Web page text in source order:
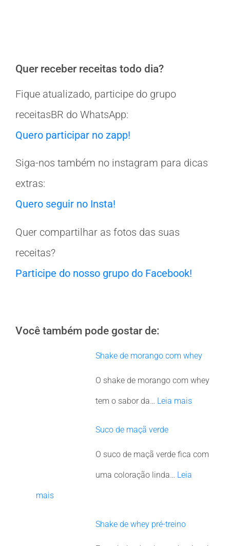
Quer receber receitas todo dia?
Fique atualizado, participe do grupo
receitasBR do WhatsApp:
Quero participar no zapp!
Siga-nos também no instagram para dicas
extras:
Quero seguir no Insta!
Quer compartilhar as fotos das suas
receitas?
Participe do nosso grupo do Facebook!
Você também pode gostar de:
Shake de morango com whey
O shake de morango com whey
tem o sabor da… Leia mais
Suco de maçã verde
O suco de maçã verde fica com
uma coloração linda… Leia
mais
Shake de whey pré-treino